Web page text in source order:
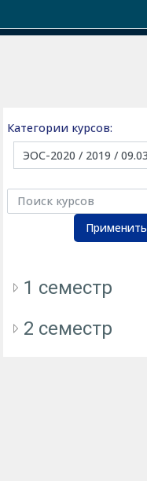
Категории курсов:
Применить
1 семестр
2 семестр